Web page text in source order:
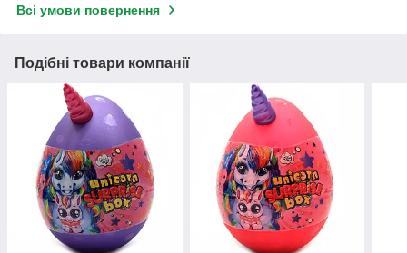
Всі умови повернення
Подібні товари компанії